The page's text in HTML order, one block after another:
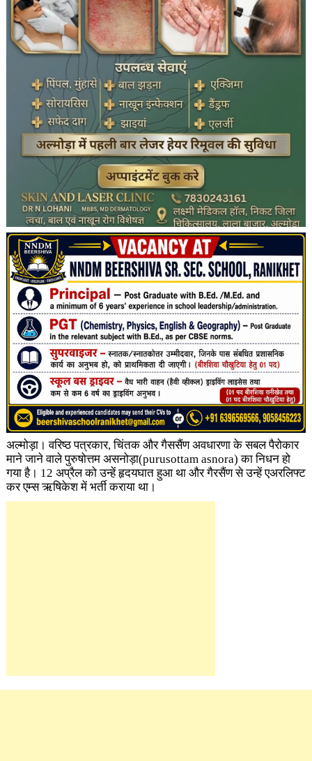
अल्मोड़ा। वरिष्ठ पत्रकार, चिंतक और गैससैंण अवधारणा के सबल पैरोकार
माने जाने वाले पुरुषोत्तम असनोड़ा(purusottam asnora) का निधन हो
गया है। 12 अप्रैल को उन्हें हृदयघात हुआ था और गैरसैंण से उन्हें एअरलिफ्ट
कर एम्स ऋषिकेश में भर्ती कराया था।